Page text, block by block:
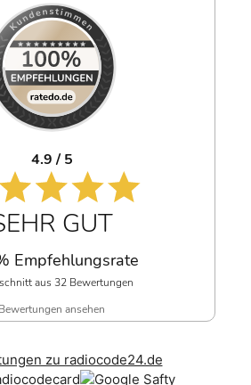
4.9 / 5
GUT
Empfehlungsrate
aus 32 Bewertungen
Bewertungen ansehen